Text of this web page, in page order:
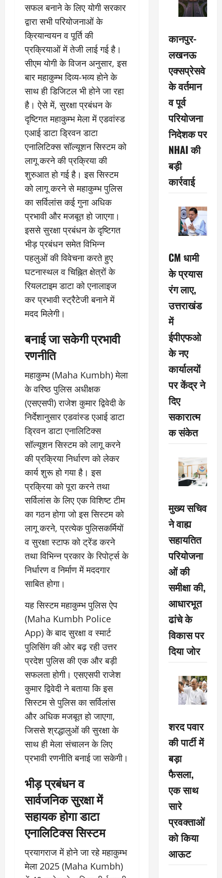
सफल बनाने के लिए योगी सरकार
द्वारा सभी परियोजनाओं के
क्रियान्वयन व पूर्ति की
प्रक्रियाओं में तेजी लाई गई है।
सीएम योगी के विजन अनुसार, इस
बार महाकुम्भ दिव्य-भव्य होने के
साथ ही डिजिटल भी होने जा रहा
है। ऐसे में, सुरक्षा प्रबंधन के
दृष्टिगत महाकुम्भ मेला में एडवांस्ड
एआई डाटा ड्रिवन डाटा
एनालिटिक्स सॉल्यूशन सिस्टम को
लागू करने की प्रक्रिया की
शुरुआत हो गई है। इस सिस्टम
को लागू करने से महाकुम्भ पुलिस
का सर्विलांस कई गुना अधिक
प्रभावी और मजबूत हो जाएगा।
इससे सुरक्षा प्रबंधन के दृष्टिगत
भीड़ प्रबंधन समेत विभिन्न
पहलुओं की विवेचना करते हुए
घटनास्थल व चिह्नित क्षेत्रों के
रियलटाइम डाटा को एनालाइज
कर प्रभावी स्ट्रैटेजी बनाने में
मदद मिलेगी।
बनाई जा सकेगी प्रभावी
रणनीति
महाकुम्भ (Maha Kumbh) मेला
के वरिष्ठ पुलिस अधीक्षक
(एसएसपी) राजेश कुमार द्विवेदी के
निर्देशानुसार एडवांस्ड एआई डाटा
ड्रिवन डाटा एनालिटिक्स
सॉल्यूशन सिस्टम को लागू करने
की प्रक्रिया निर्धारण को लेकर
कार्य शुरू हो गया है। इस
प्रक्रिया को पूरा करने तथा
सर्विलांस के लिए एक विशिष्ट टीम
का गठन होगा जो इस सिस्टम को
लागू करने, प्रत्येक पुलिसकर्मियों
व सुरक्षा स्टाफ को ट्रेंड करने
तथा विभिन्न प्रकार के रिपोर्ट्स के
निर्धारण व निर्माण में मददगार
साबित होगा।
यह सिस्टम महाकुम्भ पुलिस ऐप
(Maha Kumbh Police
App) के बाद सुरक्षा व स्मार्ट
पुलिसिंग की ओर बढ़ रही उत्तर
प्रदेश पुलिस की एक और बड़ी
सफलता होगी। एसएसपी राजेश
कुमार द्विवेदी ने बताया कि इस
सिस्टम से पुलिस का सर्विलांस
और अधिक मजबूत हो जाएगा,
जिससे श्रद्धालुओं की सुरक्षा के
साथ ही मेला संचालन के लिए
प्रभावी रणनीति बनाई जा सकेगी।
भीड़ प्रबंधन व
सार्वजनिक सुरक्षा में
सहायक होगा डाटा
एनालिटिक्स सिस्टम
प्रयागराज में होने जा रहे महाकुम्भ
मेला 2025 (Maha Kumbh)
कानपुर-
लखनऊ
एक्सप्रेसवे
के वर्तमान
व पूर्व
परियोजना
निदेशक पर
NHAI की
बड़ी
कार्रवाई
CM धामी
के प्रयास
रंग लाए,
उत्तराखंड
में
ईपीएफओ
के नए
कार्यालयों
पर केंद्र ने
दिए
सकारात्म
क संकेत
मुख्य सचिव
ने वाह्य
सहायतित
परियोजना
ओं की
समीक्षा की,
आधारभूत
ढांचे के
विकास पर
दिया जोर
शरद पवार
की पार्टी में
बड़ा
फैसला,
एक साथ
सारे
प्रवक्ताओं
को किया
आऊट